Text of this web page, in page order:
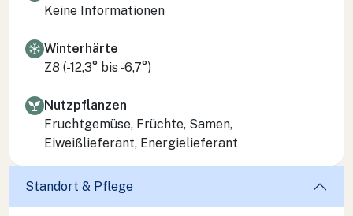
Keine Informationen
Winterhärte
Z8 (-12,3° bis -6,7°)
Nutzpflanzen
Fruchtgemüse, Früchte, Samen,
Eiweißlieferant, Energielieferant
Standort & Pflege